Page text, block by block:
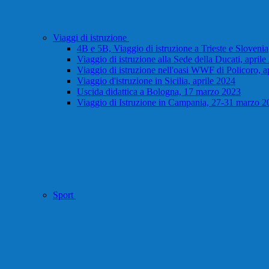
Viaggi di istruzione
4B e 5B, Viaggio di istruzione a Trieste e Slovenia
Viaggio di istruzione alla Sede della Ducati, aprile
Viaggio di istruzione nell'oasi WWF di Policoro,
Viaggio d'istruzione in Sicilia, aprile 2024
Uscida didattica a Bologna, 17 marzo 2023
Viaggio di Istruzione in Campania, 27-31 marzo
Sport